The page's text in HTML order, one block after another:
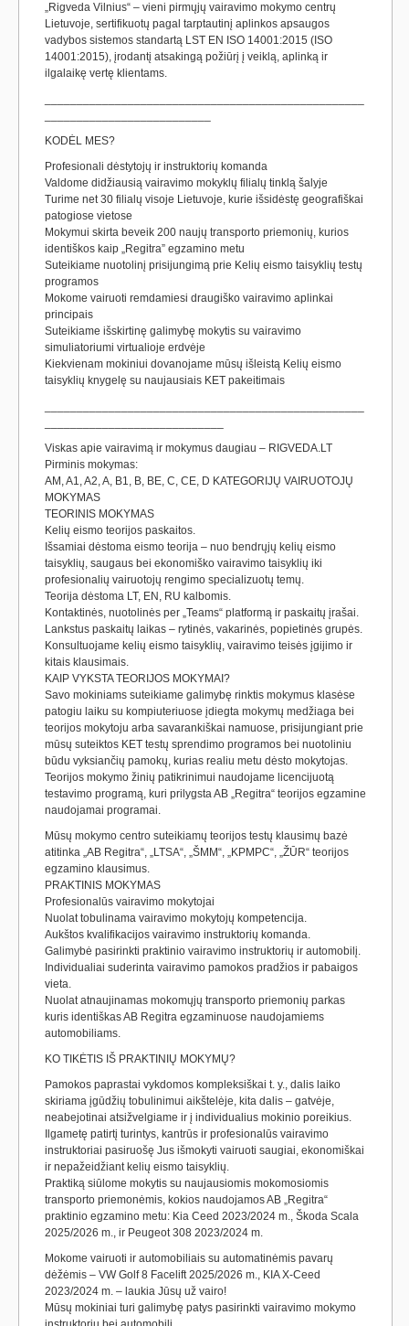
„Rigveda Vilnius“ – vieni pirmųjų vairavimo mokymo centrų
Lietuvoje, sertifikuotų pagal tarptautinį aplinkos apsaugos
vadybos sistemos standartą LST EN ISO 14001:2015 (ISO
14001:2015), įrodantį atsakingą požiūrį į veiklą, aplinką ir
ilgalaikę vertę klientams.
KODĖL MES?
Profesionali dėstytojų ir instruktorių komanda
Valdome didžiausią vairavimo mokyklų filialų tinklą šalyje
Turime net 30 filialų visoje Lietuvoje, kurie išsidėstę geografiškai
patogiose vietose
Mokymui skirta beveik 200 naujų transporto priemonių, kurios
identiškos kaip „Regitra” egzamino metu
Suteikiame nuotolinį prisijungimą prie Kelių eismo taisyklių testų
programos
Mokome vairuoti remdamiesi draugiško vairavimo aplinkai
principais
Suteikiame išskirtinę galimybę mokytis su vairavimo
simuliatoriumi virtualioje erdvėje
Kiekvienam mokiniui dovanojame mūsų išleistą Kelių eismo
taisyklių knygelę su naujausiais KET pakeitimais
Viskas apie vairavimą ir mokymus daugiau – RIGVEDA.LT
Pirminis mokymas:
AM, A1, A2, A, B1, B, BE, C, CE, D KATEGORIJŲ VAIRUOTOJŲ
MOKYMAS
TEORINIS MOKYMAS
Kelių eismo teorijos paskaitos.
Išsamiai dėstoma eismo teorija – nuo bendrųjų kelių eismo
taisyklių, saugaus bei ekonomiško vairavimo taisyklių iki
profesionalių vairuotojų rengimo specializuotų temų.
Teorija dėstoma LT, EN, RU kalbomis.
Kontaktinės, nuotolinės per „Teams“ platformą ir paskaitų įrašai.
Lankstus paskaitų laikas – rytinės, vakarinės, popietinės grupės.
Konsultuojame kelių eismo taisyklių, vairavimo teisės įgijimo ir
kitais klausimais.
KAIP VYKSTA TEORIJOS MOKYMAI?
Savo mokiniams suteikiame galimybę rinktis mokymus klasėse
patogiu laiku su kompiuteriuose įdiegta mokymų medžiaga bei
teorijos mokytoju arba savarankiškai namuose, prisijungiant prie
mūsų suteiktos KET testų sprendimo programos bei nuotoliniu
būdu vyksiančių pamokų, kurias realiu metu dėsto mokytojas.
Teorijos mokymo žinių patikrinimui naudojame licencijuotą
testavimo programą, kuri prilygsta AB „Regitra“ teorijos egzamine
naudojamai programai.
Mūsų mokymo centro suteikiamų teorijos testų klausimų bazė
atitinka „AB Regitra“, „LTSA“, „ŠMM“, „KPMPC“, „ŽŪR“ teorijos
egzamino klausimus.
PRAKTINIS MOKYMAS
Profesionalūs vairavimo mokytojai
Nuolat tobulinama vairavimo mokytojų kompetencija.
Aukštos kvalifikacijos vairavimo instruktorių komanda.
Galimybė pasirinkti praktinio vairavimo instruktorių ir automobilį.
Individualiai suderinta vairavimo pamokos pradžios ir pabaigos
vieta.
Nuolat atnaujinamas mokomųjų transporto priemonių parkas
kuris identiškas AB Regitra egzaminuose naudojamiems
automobiliams.
KO TIKĖTIS IŠ PRAKTINIŲ MOKYMŲ?
Pamokos paprastai vykdomos kompleksiškai t. y., dalis laiko
skiriama įgūdžių tobulinimui aikštelėje, kita dalis – gatvėje,
neabejotinai atsižvelgiame ir į individualius mokinio poreikius.
Ilgametę patirtį turintys, kantrūs ir profesionalūs vairavimo
instruktoriai pasiruošę Jus išmokyti vairuoti saugiai, ekonomiškai
ir nepažeidžiant kelių eismo taisyklių.
Praktiką siūlome mokytis su naujausiomis mokomosiomis
transporto priemonėmis, kokios naudojamos AB „Regitra“
praktinio egzamino metu: Kia Ceed 2023/2024 m., Škoda Scala
2025/2026 m., ir Peugeot 308 2023/2024 m.
Mokome vairuoti ir automobiliais su automatinėmis pavarų
dėžėmis – VW Golf 8 Facelift 2025/2026 m., KIA X-Ceed
2023/2024 m. – laukia Jūsų už vairo!
Mūsų mokiniai turi galimybę patys pasirinkti vairavimo mokymo